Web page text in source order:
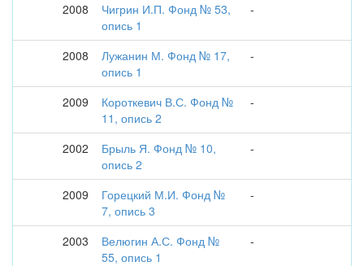
2008
Чигрин И.П. Фонд № 53,
опись 1
-
2008
Лужанин М. Фонд № 17,
опись 1
-
2009
Короткевич В.С. Фонд №
11, опись 2
-
2002
Брыль Я. Фонд № 10,
опись 2
-
2009
Горецкий М.И. Фонд №
7, опись 3
-
2003
Велюгин А.С. Фонд №
55, опись 1
-